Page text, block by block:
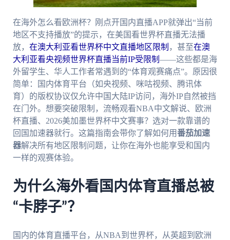
在海外怎么看欧洲杯？刚点开国内直播APP就弹出“当前
地区不支持播放”的提示，在美国看世界杯直播无法播
放， 在澳大利亚看世界杯中文直播地区限制 ，甚至在澳
大利亚看央视频世界杯直播当前IP受限制 ——这些都是海
外留学生、华人工作者常遇到的“体育观赛痛点”。原因很
简单：国内体育平台（如央视频、咪咕视频、腾讯体
育）的版权协议仅允许中国大陆IP访问，海外IP自然被挡
在门外。想要突破限制，流畅观看NBA中文解说、欧洲
杯直播、2026美加墨世界杯中文赛事？选对一款靠谱的
回国加速器就行。这篇指南会带你了解如何用番茄加速
器解决所有地区限制问题，让你在海外也能享受和国内
一样的观赛体验。
为什么海外看国内体育直播总被
“卡脖子”？
国内的体育直播平台，从NBA到世界杯，从英超到欧洲